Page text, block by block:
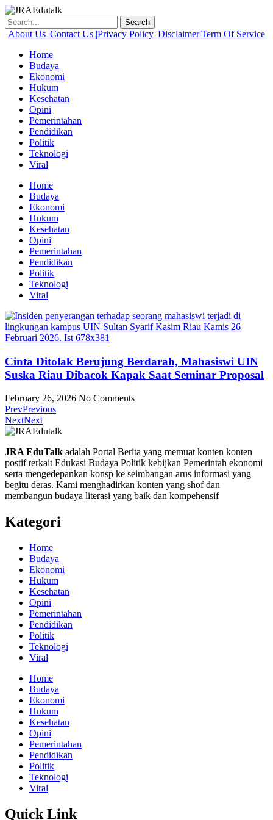
Skip
to
content
Search
About Us |Contact Us |Privacy Policy |Disclaimer|Term Of Service
Home
Budaya
Ekonomi
Hukum
Kesehatan
Opini
Pemerintahan
Pendidikan
Politik
Teknologi
Viral
Menu
Home
Budaya
Ekonomi
Hukum
Kesehatan
Opini
Pemerintahan
Pendidikan
Politik
Teknologi
Viral
Cinta Ditolak Berujung Berdarah, Mahasiswi UIN
Suska Riau Dibacok Kapak Saat Seminar Proposal
February 26, 2026 No Comments
PrevPrevious
NextNext
JRA EduTalk adalah Portal Berita yang memuat konten konten
postif terkait Edukasi Budaya Politik kebijkan Pemerintah ekonomi
serta mengedepankan konsp ke seimbangan arus informasi yang
begitu deras. Kami menghadirkan konten yang shof dan
membangun budaya literasi yang baik dan kompehensif
Kategori
Home
Budaya
Ekonomi
Hukum
Kesehatan
Opini
Pemerintahan
Pendidikan
Politik
Teknologi
Viral
Home
Budaya
Ekonomi
Hukum
Kesehatan
Opini
Pemerintahan
Pendidikan
Politik
Teknologi
Viral
Quick Link